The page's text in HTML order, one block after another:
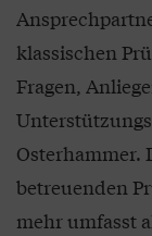
klassischen
Fragen,
Osterhammer.
betreuenden
mehr umfasst